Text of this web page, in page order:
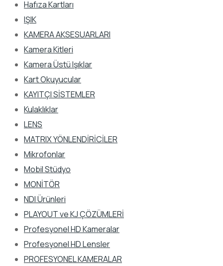
Hafıza Kartları
IŞIK
KAMERA AKSESUARLARI
Kamera Kitleri
Kamera Üstü Işıklar
Kart Okuyucular
KAYITÇI SİSTEMLER
Kulaklıklar
LENS
MATRIX YÖNLENDİRİCİLER
Mikrofonlar
Mobil Stüdyo
MONİTÖR
NDI Ürünleri
PLAYOUT ve KJ ÇÖZÜMLERİ
Profesyonel HD Kameralar
Profesyonel HD Lensler
PROFESYONEL KAMERALAR